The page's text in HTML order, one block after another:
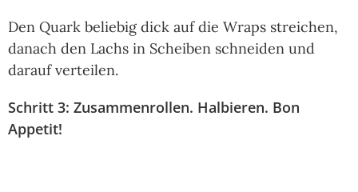
Den Quark beliebig dick auf die Wraps streichen,
danach den Lachs in Scheiben schneiden und
darauf verteilen.
Schritt 3: Zusammenrollen. Halbieren. Bon
Appetit!